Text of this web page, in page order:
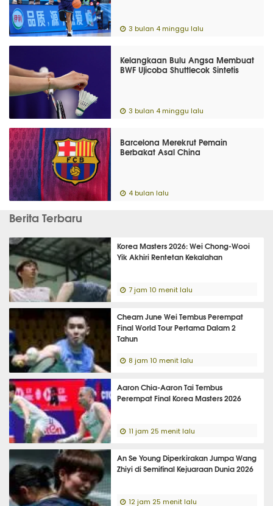
3 bulan 4 minggu lalu
Kelangkaan Bulu Angsa Membuat
BWF Ujicoba Shuttlecok Sintetis
3 bulan 4 minggu lalu
Barcelona Merekrut Pemain
Berbakat Asal China
4 bulan lalu
Berita Terbaru
Korea Masters 2026: Wei Chong-Wooi
Yik Akhiri Rentetan Kekalahan
7 jam 10 menit lalu
Cheam June Wei Tembus Perempat
Final World Tour Pertama Dalam 2
Tahun
8 jam 10 menit lalu
Aaron Chia-Aaron Tai Tembus
Perempat Final Korea Masters 2026
11 jam 25 menit lalu
An Se Young Diperkirakan Jumpa Wang
Zhiyi di Semifinal Kejuaraan Dunia 2026
12 jam 25 menit lalu